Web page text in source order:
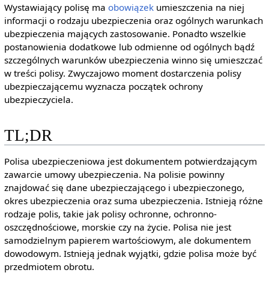
Wystawiający polisę ma obowiązekumieszczenia na niej
informacji o rodzaju ubezpieczenia oraz ogólnych warunkach
ubezpieczenia mających zastosowanie. Ponadto wszelkie
postanowienia dodatkowe lub odmienne od ogólnych bądź
szczególnych warunków ubezpieczenia winno się umieszczać
w treści polisy. Zwyczajowo moment dostarczenia polisy
ubezpieczającemu wyznacza początek ochrony
ubezpieczyciela.
TL;DR
Polisa ubezpieczeniowa jest dokumentem potwierdzającym
zawarcie umowy ubezpieczenia. Na polisie powinny
znajdować się dane ubezpieczającego i ubezpieczonego,
okres ubezpieczenia oraz suma ubezpieczenia. Istnieją różne
rodzaje polis, takie jak polisy ochronne, ochronno-
oszczędnościowe, morskie czy na życie. Polisa nie jest
samodzielnym papierem wartościowym, ale dokumentem
dowodowym. Istnieją jednak wyjątki, gdzie polisa może być
przedmiotem obrotu.